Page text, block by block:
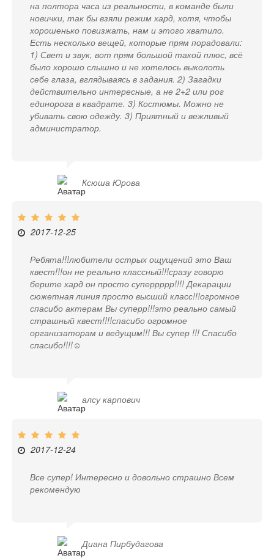
на полтора часа из реальности, в команде были
новички, так бы взяли режим хард, хотя, чтобы
хорошенько повизжать, нам и этого хватило.
Есть несколько вещей, которые прям порадовали:
1) Свет и звук, вот прям большой такой плюс, всё
было хорошо слышно и не хотелось выколоть
себе глаза, вглядываясь в задания. 2) Загадки
действительно интересные, а не 2+2 или рог
единорога в квадрате. 3) Костюмы. Можно не
убивать свою одежду. 3) Приятный и вежливый
администратор.
Ксюша Юрова
2017-12-25
Ребята!!!любители острых ощущений это Ваш
квест!!!он не реально классный!!!сразу говорю
берите хард он просто суперрррр!!!! Декарации
сюжетная линия просто высший класс!!!огромное
спасибо актерам Вы суперр!!!это реально самый
страшный квест!!!!спасибо огромное
организаторам и ведущим!!! Вы супер !!! Спасибо
спасибо!!!!☺
алсу карпович
2017-12-24
Все супер! Интересно и довольно страшно Всем
рекомендую
Диана Пирбудагова